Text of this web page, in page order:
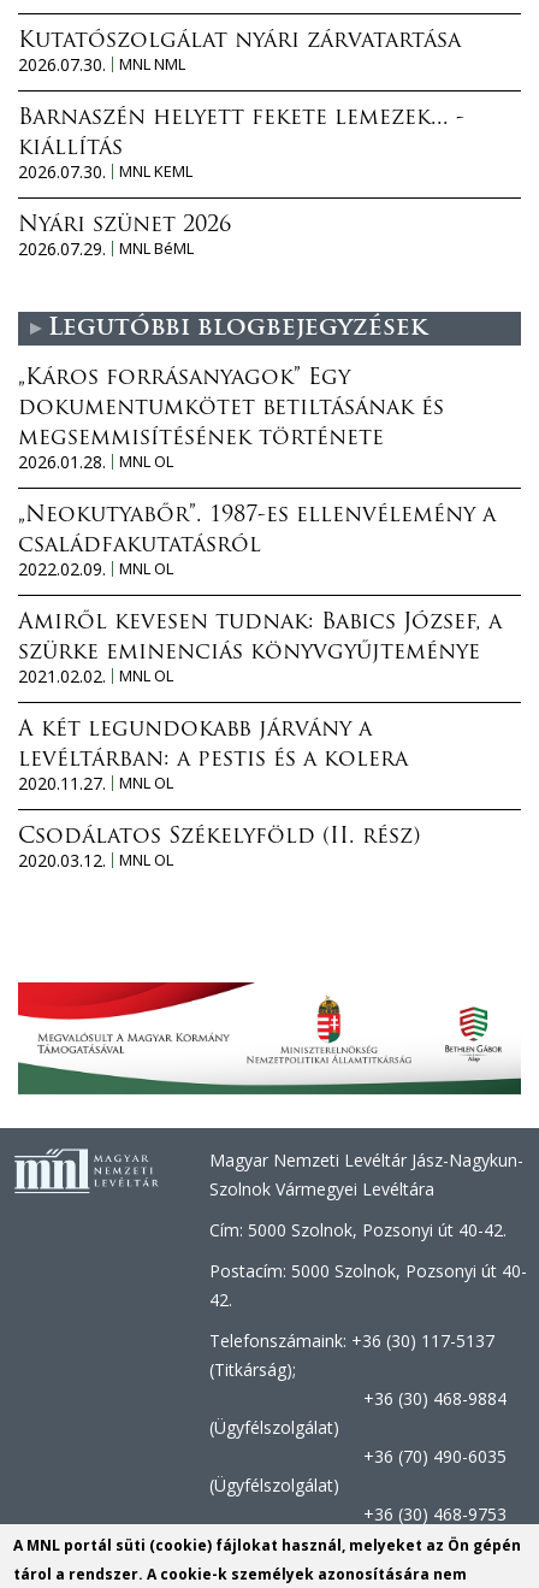
Kutatószolgálat nyári zárvatartása
2026.07.30.
MNL NML
Barnaszén helyett fekete lemezek... -
kiállítás
2026.07.30.
MNL KEML
Nyári szünet 2026
2026.07.29.
MNL BéML
Legutóbbi blogbejegyzések
„Káros forrásanyagok” Egy
dokumentumkötet betiltásának és
megsemmisítésének története
2026.01.28.
MNL OL
„Neokutyabőr”. 1987-es ellenvélemény a
családfakutatásról
2022.02.09.
MNL OL
Amiről kevesen tudnak: Babics József, a
szürke eminenciás könyvgyűjteménye
2021.02.02.
MNL OL
A két legundokabb járvány a
levéltárban: a pestis és a kolera
2020.11.27.
MNL OL
Csodálatos Székelyföld (II. rész)
2020.03.12.
MNL OL
Magyar Nemzeti Levéltár Jász-Nagykun-
Szolnok Vármegyei Levéltára
Cím: 5000 Szolnok, Pozsonyi út 40-42.
Postacím: 5000 Szolnok, Pozsonyi út 40-
42.
Telefonszámaink: +36 (30) 117-5137
(Titkárság);
+36 (30) 468-9884
(Ügyfélszolgálat)
+36 (70) 490-6035
(Ügyfélszolgálat)
+36 (30) 468-9753
(Kutatószolgálat)
A MNL portál süti (cookie) fájlokat használ, melyeket az Ön gépén
tárol a rendszer. A cookie-k személyek azonosítására nem